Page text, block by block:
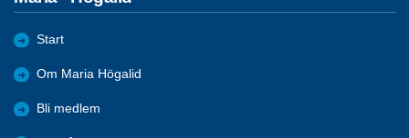
Start
Om Maria Högalid
Bli medlem